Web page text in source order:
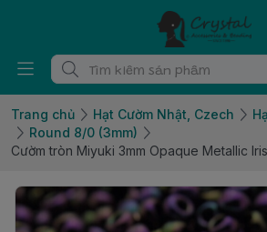
Trang chủ Hạt Cườm Nhật, Czech
Round 8/0 (3mm)
Cườm tròn Miyuki 3mm Opaque Metallic